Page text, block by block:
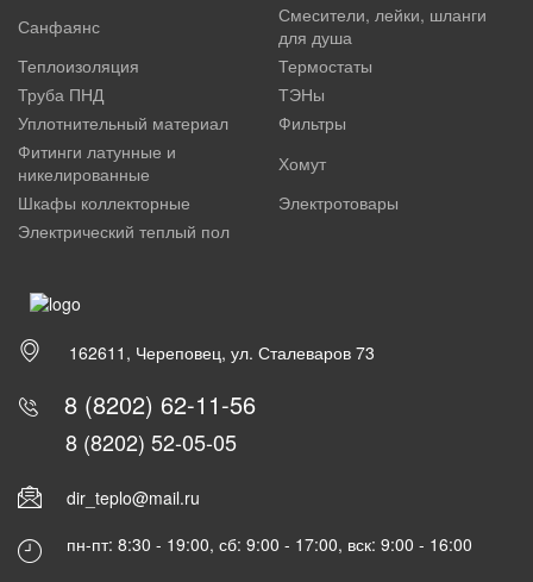
Санфаянс
Смесители, лейки, шланги
для душа
Теплоизоляция
Термостаты
Труба ПНД
ТЭНы
Уплотнительный материал
Фильтры
Фитинги латунные и
никелированные
Хомут
Шкафы коллекторные
Электротовары
Электрический теплый пол
162611, Череповец, ул. Сталеваров 73
8 (8202) 62-11-56
8 (8202) 52-05-05
dir_teplo@mail.ru
пн-пт: 8:30 - 19:00, сб: 9:00 - 17:00, вск: 9:00 - 16:00